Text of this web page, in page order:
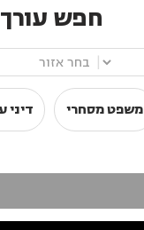
חפש
משפט מסחרי דיני